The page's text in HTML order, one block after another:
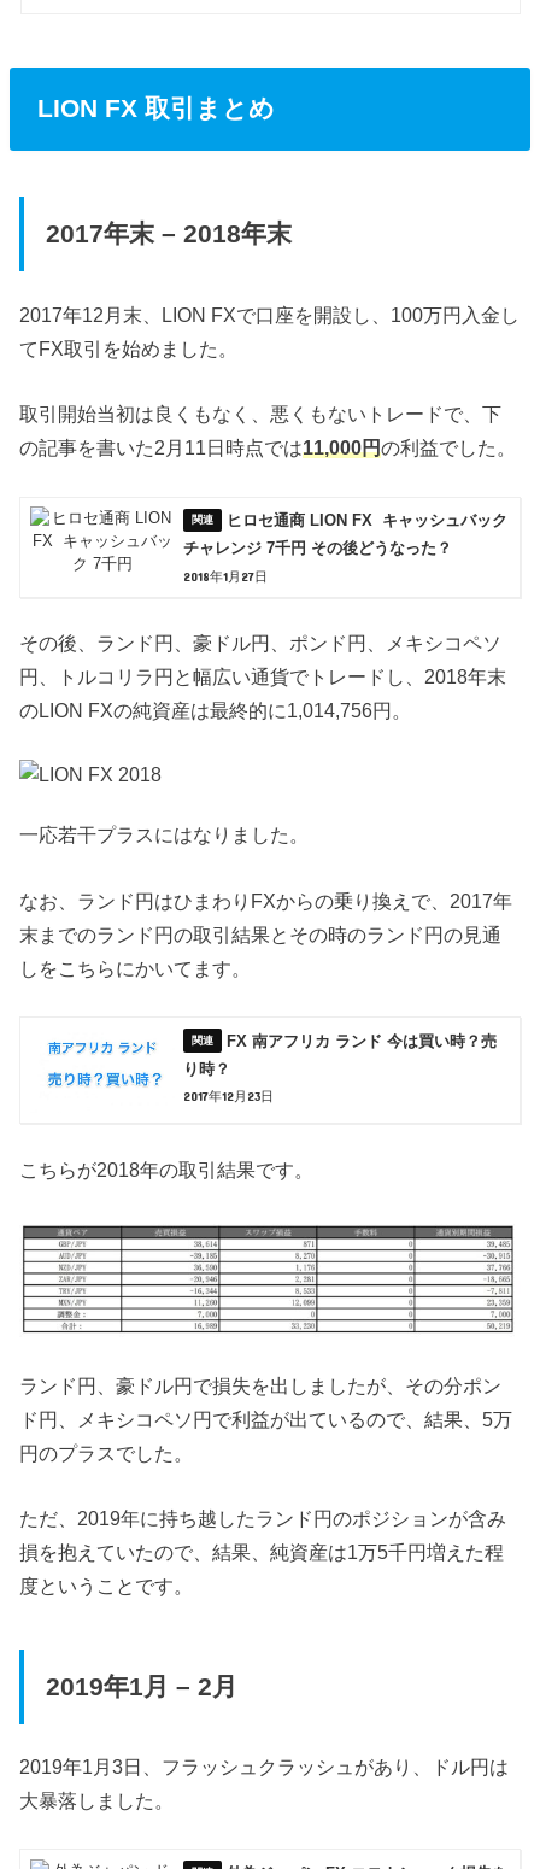
LION FX 取引まとめ
2017年末 – 2018年末
2017年12月末、LION FXで口座を開設し、100万円入金し
てFX取引を始めました。
取引開始当初は良くもなく、悪くもないトレードで、下
の記事を書いた2月11日時点では11,000円の利益でした。
ヒロセ通商 LION FX キャッシュバック
チャレンジ 7千円 その後どうなった？
2018年1月27日
その後、ランド円、豪ドル円、ポンド円、メキシコペソ
円、トルコリラ円と幅広い通貨でトレードし、2018年末
のLION FXの純資産は最終的に1,014,756円。
一応若干プラスにはなりました。
なお、ランド円はひまわりFXからの乗り換えで、2017年
末までのランド円の取引結果とその時のランド円の見通
しをこちらにかいてます。
FX 南アフリカ ランド 今は買い時？売
り時？
2017年12月23日
こちらが2018年の取引結果です。
ランド円、豪ドル円で損失を出しましたが、その分ポン
ド円、メキシコペソ円で利益が出ているので、結果、5万
円のプラスでした。
ただ、2019年に持ち越したランド円のポジションが含み
損を抱えていたので、結果、純資産は1万5千円増えた程
度ということです。
2019年1月 – 2月
2019年1月3日、フラッシュクラッシュがあり、ドル円は
大暴落しました。